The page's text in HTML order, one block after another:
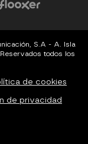
S.A - A. Isla
todos los
de cookies
de privacidad